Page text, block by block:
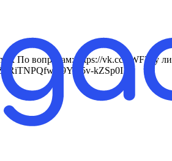
По вопросам: https://vk.cc/cWF27y
kZSp0I